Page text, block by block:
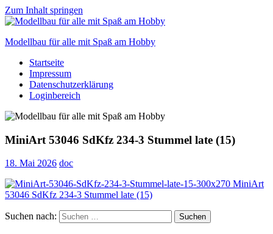
Zum Inhalt springen
Modellbau für alle mit Spaß am Hobby
Scale
modelling
to
Startseite
Impressum
Datenschutzerklärung
Loginbereich
MiniArt 53046 SdKfz 234-3 Stummel late (15)
18. Mai 2026 doc
Suchen nach: Suchen